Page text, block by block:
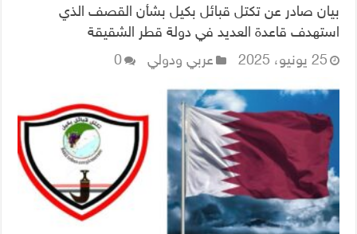
بيان صادر عن تكتل قبائل بكيل بشأن القصف الذي
استهدف قاعدة العديد في دولة قطر الشقيقة
25 يونيو، 2025
عربي ودولي 0